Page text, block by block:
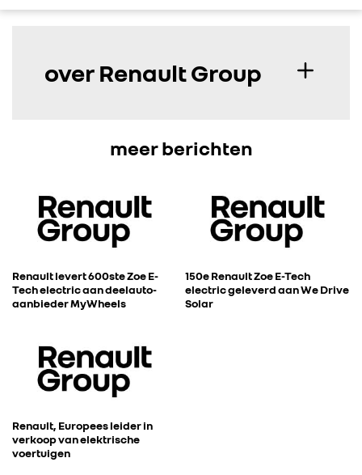
ALLIANCE
CONTACT
over Renault Group
meer berichten
Renault levert 600ste Zoe E-
Tech electric aan deelauto-
aanbieder MyWheels
150e Renault Zoe E-Tech
electric geleverd aan We Drive
Solar
Renault, Europees leider in
verkoop van elektrische
voertuigen